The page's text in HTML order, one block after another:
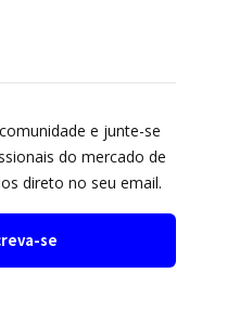
e junte-se
do mercado de
direto no seu email.
se